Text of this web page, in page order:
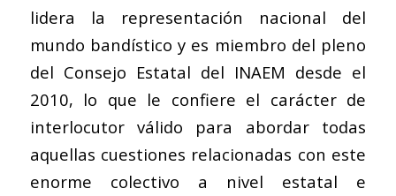
lidera la representación nacional del
mundo bandístico y es miembro del pleno
del Consejo Estatal del INAEM desde el
2010, lo que le confiere el carácter de
interlocutor válido para abordar todas
aquellas cuestiones relacionadas con este
enorme colectivo a nivel estatal e